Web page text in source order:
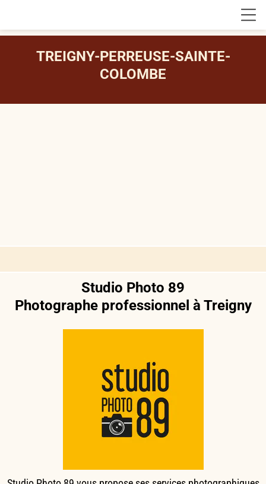
TREIGNY-PERREUSE-SAINTE-
COLOMBE
Studio Photo 89
Photographe professionnel à Treigny